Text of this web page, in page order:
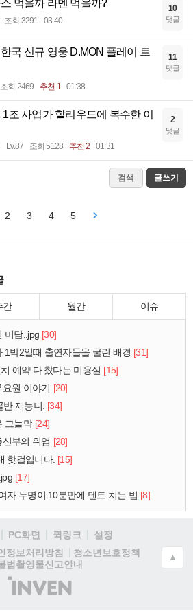
먹을까 라멘 먹을까?
조회 3291 03:40
10
댓글
국 신규 영웅 D.MON 플레이 트
조회 2469 추천 1 01:38
11
댓글
조 사업가 할리우드에 복수한 이
Lv.87 조회 5128 추천 2 01:31
2
댓글
검색 글쓰기
2 3 4 5
간 월간 이슈
미담..jpg [30]
1박2일때 출연자들을 굴린 배경 [31]
예약 다 찼다는 미용실 [15]
원 이야기 [20]
반 재능녀. [34]
그늘막 [24]
부의 위엄 [28]
핫걸입니다. [15]
[17]
자 두명이 10분만에 텐트 치는 법 [8]
PC화면 퀵링크
설정
정보처리방침
청소년보호정책
법촬영물신고안내
(주)
인
▲